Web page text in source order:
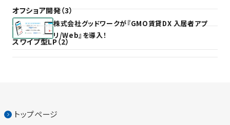
オフショア開発（3）
スワイプ型LP（2）
株式会社グッドワークが『GMO賃貸DX 入居者アプ
リ/Web』を導入！
トップページ